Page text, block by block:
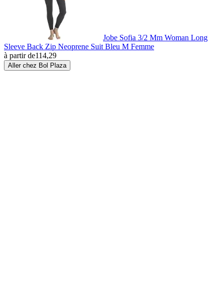
Jobe Sofia 3/2 Mm Woman Long
Sleeve Back Zip Neoprene Suit Bleu M Femme
à partir de114,29
Aller chez Bol Plaza